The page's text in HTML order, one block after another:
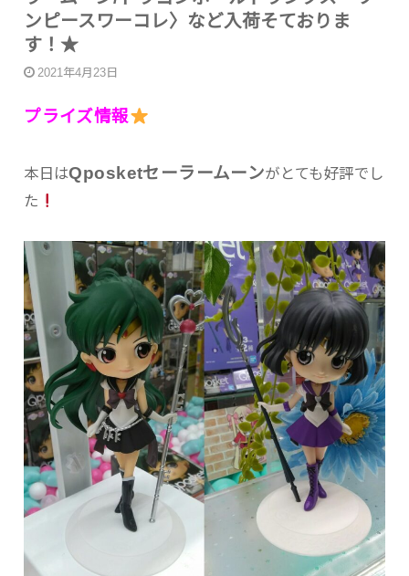
ンピースワーコレ〉など入荷そておりま
す！★
2021年4月23日
プライズ情報
本日はQposketセーラームーンがとても好評でし
た